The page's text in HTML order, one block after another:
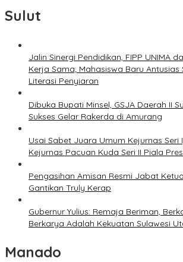
Sulut
Jalin Sinergi Pendidikan, FIPP UNIMA
Kerja Sama; Mahasiswa Baru Antusias
Literasi Penyiaran
Dibuka Bupati Minsel, GSJA Daerah II
Sukses Gelar Rakerda di Amurang
Usai Sabet Juara Umum Kejurnas Seri
Kejurnas Pacuan Kuda Seri II Piala
Pengasihan Amisan Resmi Jabat
Gantikan Truly Kerap
Gubernur Yulius: Remaja Beriman,
Berkarya Adalah Kekuatan Sulawesi
Manado